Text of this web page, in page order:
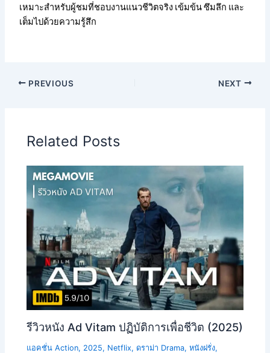
เหมาะสำหรับผู้ชมที่ชอบงานแนวชีวิตจริง เข้มข้น ซึมลึก และ
เต็มไปด้วยความรู้สึก
PREVIOUS NEXT
Related Posts
รีวิวหนัง Ad Vitam ปฏิบัติการเพื่อชีวิต (2025)
แอคชั่น Action, 2025, Netflix,ดราม่า Drama,หนังฝรั่ง,